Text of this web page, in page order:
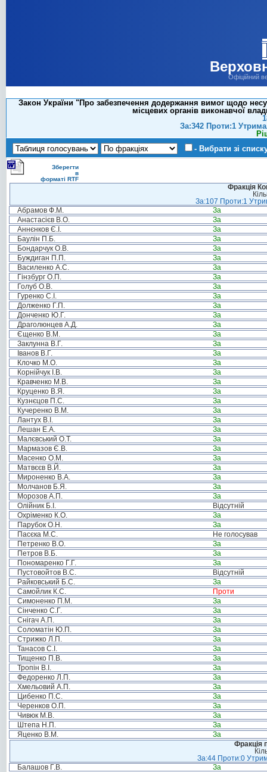
Офіційний
Закон України "Про забезпечення додержання вимог щодо
місцевих органів виконавчої
За:342 Проти:1
- Вибрати зі
Зберегти
в
форматі RTF
Фракція
За:107 Проти:1
Абрамов Ф.М.
За
Анастасієв В.О.
За
Аннєнков Є.І.
За
Баулін П.Б.
За
Бондарчук О.В.
За
Буждиган П.П.
За
Василенко А.С.
За
Гінзбург О.П.
За
Голуб О.В.
За
Гуренко С.І.
За
Долженко Г.П.
За
Донченко Ю.Г.
За
Драголюнцев А.Д.
За
Єщенко В.М.
За
Заклунна В.Г.
За
Іванов В.Г.
За
Клочко М.О.
За
Корнійчук І.В.
За
Кравченко М.В.
За
Круценко В.Я.
За
Кузнєцов П.С.
За
Кучеренко В.М.
За
Лантух В.І.
За
Лешан Е.А.
За
Малєвський О.Т.
За
Мармазов Є.В.
За
Масенко О.М.
За
Матвєєв В.Й.
За
Мироненко В.А.
За
Молчанов Б.Я.
За
Морозов А.П.
За
Олійник Б.І.
Відсутній
Охріменко К.О.
За
Парубок О.Н.
За
Пасєка М.С.
Не голосував
Петренко В.О.
За
Петров В.Б.
За
Пономаренко Г.Г.
За
Пустовойтов В.С.
Відсутній
Райковський Б.С.
За
Самойлик К.С.
Проти
Симоненко П.М.
За
Сінченко С.Г.
За
Снігач А.П.
За
Соломатін Ю.П.
За
Стрижко Л.П.
За
Танасов С.І.
За
Тищенко П.В.
За
Тропін В.І.
За
Федоренко Л.П.
За
Хмельовий А.П.
За
Цибенко П.С.
За
Черенков О.П.
За
Чивюк М.В.
За
Штепа Н.П.
За
Яценко В.М.
За
Фракція
За:44 Проти:0
Балашов Г.В.
За